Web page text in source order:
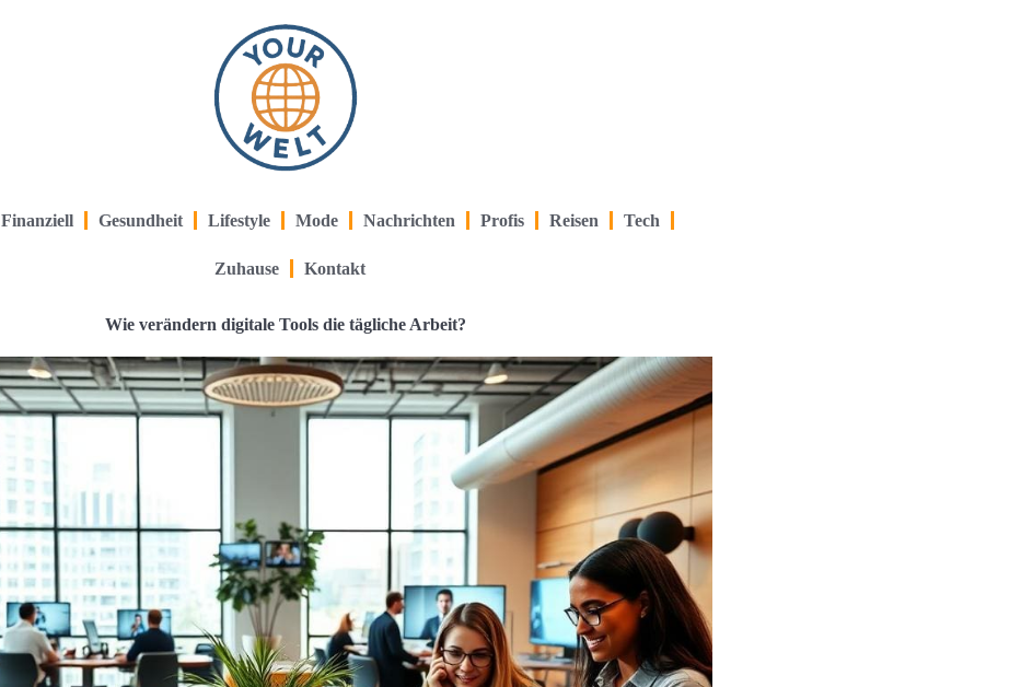
Finanziell Gesundheit Lifestyle Mode Nachrichten Profis Reisen Tech
Zuhause Kontakt
Wie verändern digitale Tools die tägliche Arbeit?